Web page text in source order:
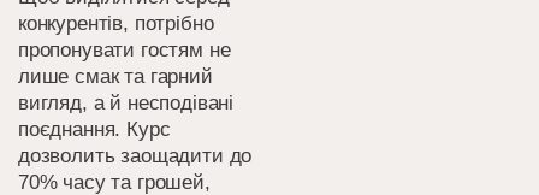
конкурентів, потрібно
пропонувати гостям не
лише смак та гарний
вигляд, а й несподівані
поєднання. Курс
дозволить заощадити до
70% часу та грошей,